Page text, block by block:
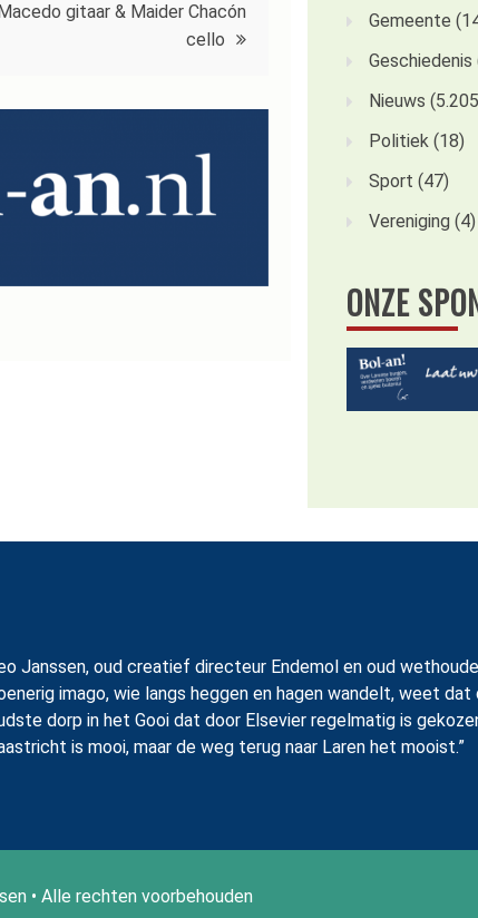
gitaar & Maider Chacón
cello
Gemeente
Geschiedenis
Nieuws
Politiek (18)
Sport (47)
Vereniging (4)
ONZE
Janssen, oud creatief directeur Endemol en oud
imago, wie langs heggen en hagen wandelt, weet
dorp in het Gooi dat door Elsevier regelmatig is
is mooi, maar de weg terug naar Laren het mooist.”
• Alle rechten voorbehouden